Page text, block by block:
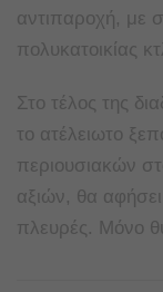
αντιπαροχή, με
πολυκατοικίας
Στο τέλος της
το ατέλειωτο
περιουσιακών
αξιών, θα
πλευρές. Μόνο